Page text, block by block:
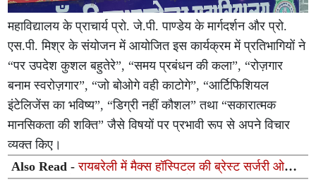
महाविद्यालय के प्राचार्य प्रो. जे.पी. पाण्डेय के मार्गदर्शन और प्रो.
एस.पी. मिश्र के संयोजन में आयोजित इस कार्यक्रम में प्रतिभागियों ने
“पर उपदेश कुशल बहुतेरे”, “समय प्रबंधन की कला”, “रोज़गार
बनाम स्वरोज़गार”, “जो बोओगे वही काटोगे”, “आर्टिफिशियल
इंटेलिजेंस का भविष्य”, “डिग्री नहीं कौशल” तथा “सकारात्मक
मानसिकता की शक्ति” जैसे विषयों पर प्रभावी रूप से अपने विचार
व्यक्त किए।
Also Read -रायबरेली में मैक्स हॉस्पिटल की ब्रेस्ट सर्जरी ओपीडी
शुरू, महिलाओं को मिलेगी विशेषज्ञ परामर्श सुविधा